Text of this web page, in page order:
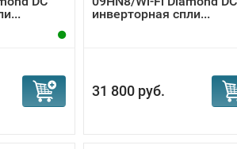
инверторная спли...
31 800 руб.